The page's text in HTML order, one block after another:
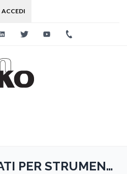
ACCEDI
LinkedinTwitter Youtube
PER STRUMENTI